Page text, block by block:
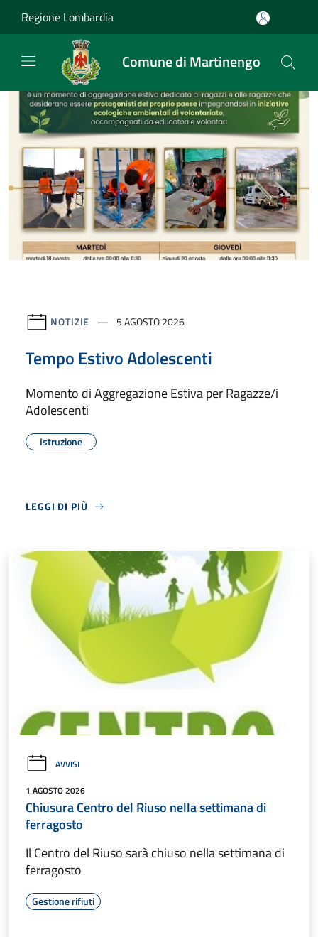
Regione Lombardia
Comune di Martinengo
NOTIZIE 5 AGOSTO 2026
Tempo Estivo Adolescenti
Momento di Aggregazione Estiva per Ragazze/i
Adolescenti
Istruzione
LEGGI DI PIÙ
AVVISI
1 AGOSTO 2026
Chiusura Centro del Riuso nella settimana di
ferragosto
Il Centro del Riuso sarà chiuso nella settimana di
ferragosto
Gestione rifiuti